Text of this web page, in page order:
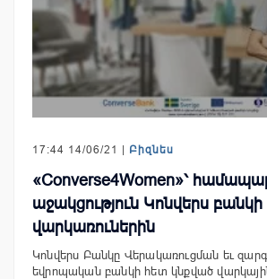
17:44 14/06/21 | Բիզնես
«Converse4Women»՝
աջակցություն Կոնվերս բանկի
վարկառուներին
Կոնվերս Բանկը Վերակառուցման եւ
եվրոպական բանկի հետ կնքված